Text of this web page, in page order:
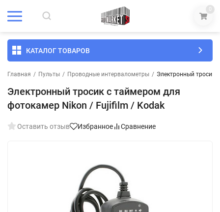
0
КАТАЛОГ ТОВАРОВ
Главная / Пульты / Проводные интервалометры / Электронный тросик
Электронный тросик с таймером для
фотокамер Nikon / Fujifilm / Kodak
Оставить отзыв Избранное Сравнение